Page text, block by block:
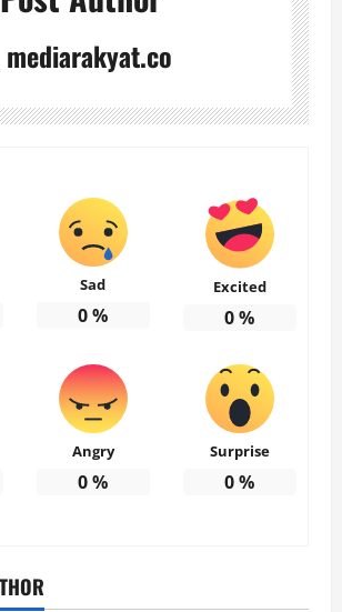
Sad
0%
Excited
0%
Angry
0%
Surprise
0%